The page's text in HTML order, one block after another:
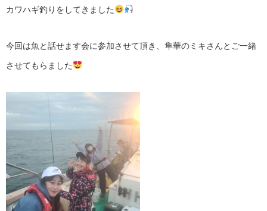
カワハギ釣りをしてきました
今回は魚と話せます会に参加させて頂き、隼華のミキさんとご一緒
させてもらました